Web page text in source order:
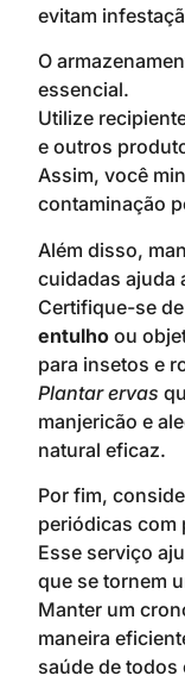
evitam
O
essencial.
Utilize
e outros
Assim, você
contaminação
Além disso,
cuidadas ajuda
Certifique-se
entulho ou
para insetos e
Plantar ervas
manjericão e
natural eficaz.
Por fim,
periódicas com
Esse serviço
que se tornem
Manter um
maneira
saúde de todos